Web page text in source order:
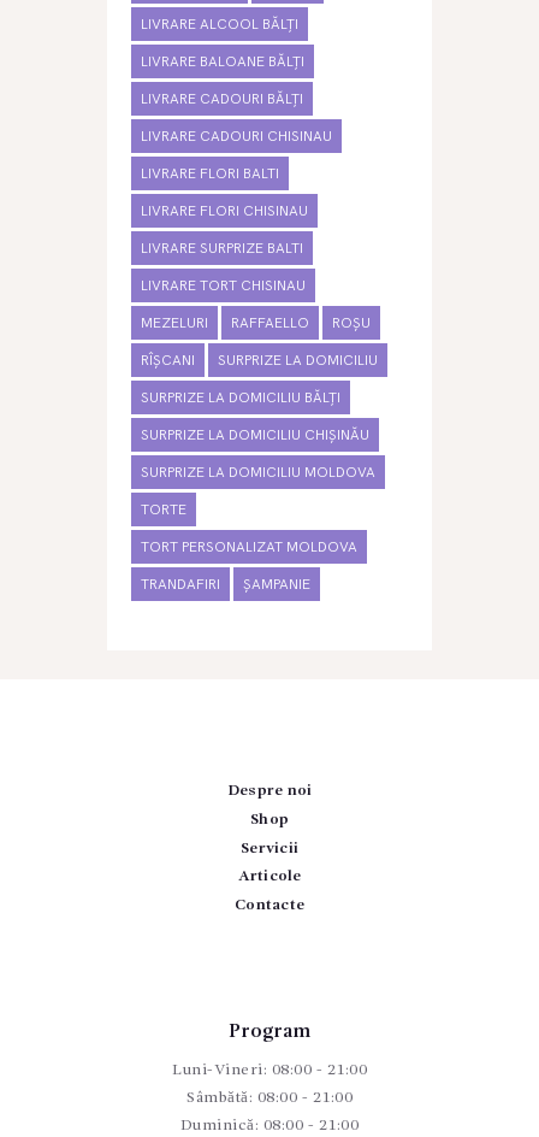
LIVRARE ALCOOL BĂLȚI
LIVRARE BALOANE BĂLȚI
LIVRARE CADOURI BĂLȚI
LIVRARE CADOURI CHISINAU
LIVRARE FLORI BALTI
LIVRARE FLORI CHISINAU
LIVRARE SURPRIZE BALTI
LIVRARE TORT CHISINAU
MEZELURI RAFFAELLO ROȘU
RÎȘCANI SURPRIZE LA DOMICILIU
SURPRIZE LA DOMICILIU BĂLȚI
SURPRIZE LA DOMICILIU CHIȘINĂU
SURPRIZE LA DOMICILIU MOLDOVA
TORTE
TORT PERSONALIZAT MOLDOVA
TRANDAFIRI ȘAMPANIE
Despre noi
Shop
Servicii
Articole
Contacte
Program
Luni-Vineri: 08:00 - 21:00
Sâmbătă: 08:00 - 21:00
Duminică: 08:00 - 21:00